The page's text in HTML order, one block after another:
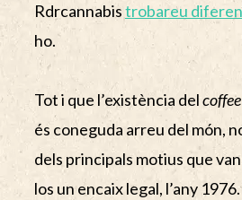
Rdrcannabistrobareu
ho.
Tot i que l’existència del
és coneguda arreu del món,
dels principals motius que
los un encaix legal, l’any